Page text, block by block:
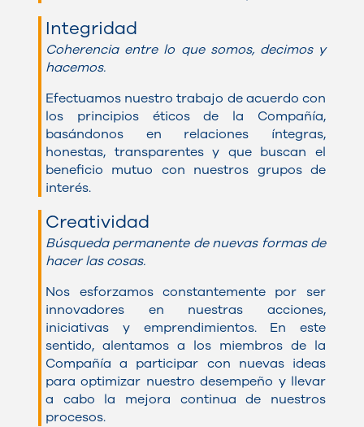
Integridad
Coherencia entre lo que somos, decimos y
hacemos.
Efectuamos nuestro trabajo de acuerdo con
los principios éticos de la Compañía,
basándonos en relaciones íntegras,
honestas, transparentes y que buscan el
beneficio mutuo con nuestros grupos de
interés.
Creatividad
Búsqueda permanente de nuevas formas de
hacer las cosas.
Nos esforzamos constantemente por ser
innovadores en nuestras acciones,
iniciativas y emprendimientos. En este
sentido, alentamos a los miembros de la
Compañía a participar con nuevas ideas
para optimizar nuestro desempeño y llevar
a cabo la mejora continua de nuestros
procesos.